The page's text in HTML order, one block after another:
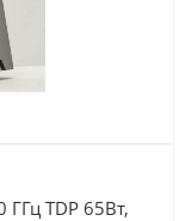
TDP 65Вт,